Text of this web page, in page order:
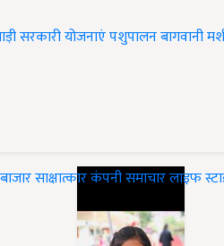
सरकारी योजनाएंपशुपालनबागवानी
बाजारसाक्षात्कारकंपनी समाचारलाइफ